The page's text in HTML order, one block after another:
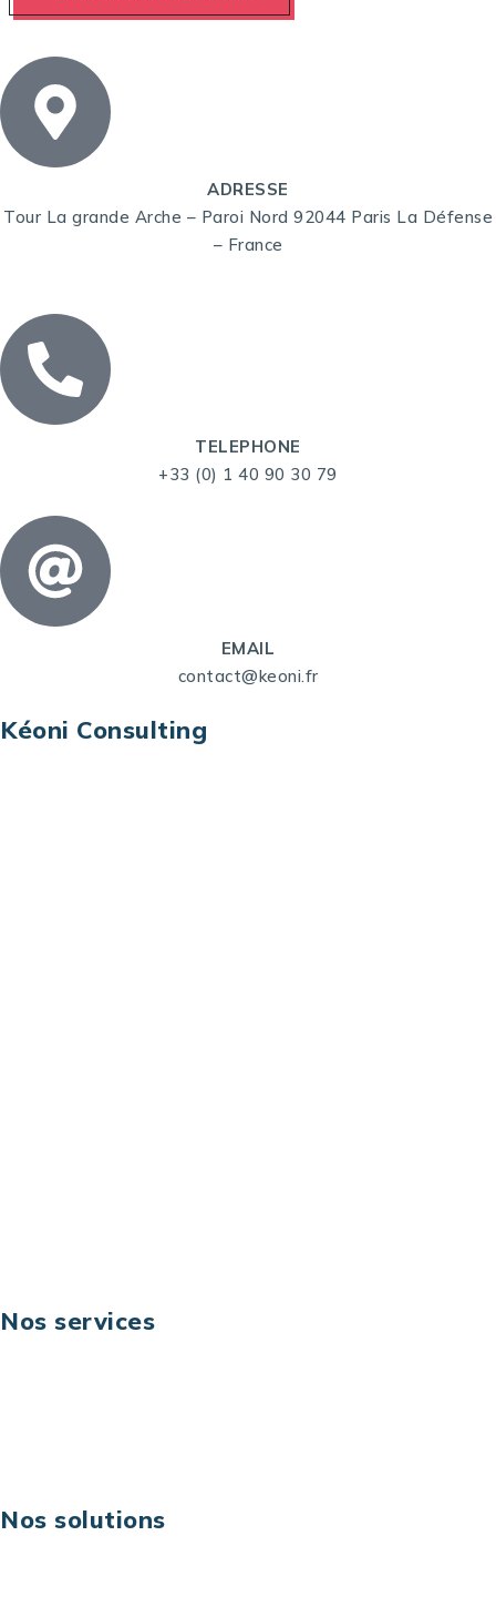
ADRESSE
Tour La grande Arche – Paroi Nord 92044 Paris La Défense
– France
TELEPHONE
+33 (0) 1 40 90 30 79
EMAIL
contact@keoni.fr
Kéoni Consulting
Nos services
Nos solutions